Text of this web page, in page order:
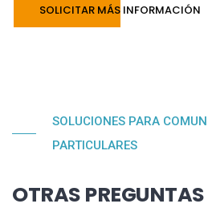
SOLICITAR MÁS INFORMACIÓN
SOLUCIONES PARA
PARTICULARES
OTRAS